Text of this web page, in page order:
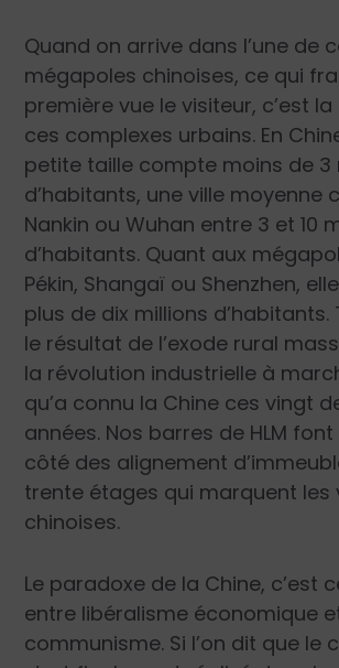
Quand on arrive dans l’une de
mégapoles chinoises, ce qui
première vue le visiteur, c’est
ces complexes urbains. En
petite taille compte moins de 3
d’habitants, une ville moyenne
Nankin ou Wuhan entre 3 et 10
d’habitants. Quant aux
Pékin, Shangaï ou Shenzhen,
plus de dix millions
le résultat de l’exode rural
la révolution industrielle à
qu’a connu la Chine ces vingt
années. Nos barres de HLM
côté des alignement
trente étages qui marquent les
chinoises.
Le paradoxe de la Chine, c’est
entre libéralisme économique
communisme. Si l’on dit que le